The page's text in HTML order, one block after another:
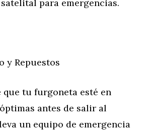
para emergencias.
y Repuestos
que tu furgoneta esté en
antes de salir al
un equipo de emergencia